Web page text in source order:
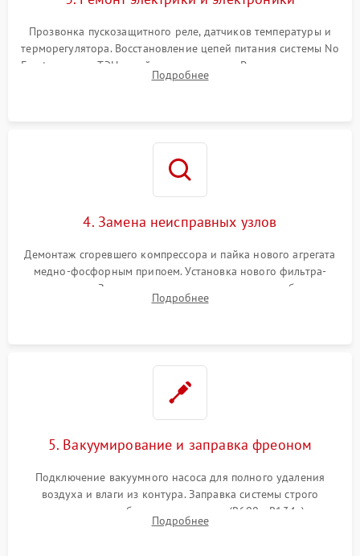
Прозвонка пускозащитного реле, датчиков температуры и
терморегулятора. Восстановление цепей питания системы No
Frost, включая ТЭН оттайки и вентилятор. Ремонт или замена
платы управления при сбоях алгоритмов.
Подробнее
4. Замена неисправных узлов
Демонтаж сгоревшего компрессора и пайка нового агрегата
медно-фосфорным припоем. Установка нового фильтра-
осушителя. Замена изношенных вентиляторов обдува,
сломанных заслонок или поврежденных дверных петель.
Подробнее
5. Вакуумирование и заправка фреоном
Подключение вакуумного насоса для полного удаления
воздуха и влаги из контура. Заправка системы строго
дозированным объемом хладагента (R600a, R134a) по
электронным весам. Контроль рабочего давления в системе.
Подробнее